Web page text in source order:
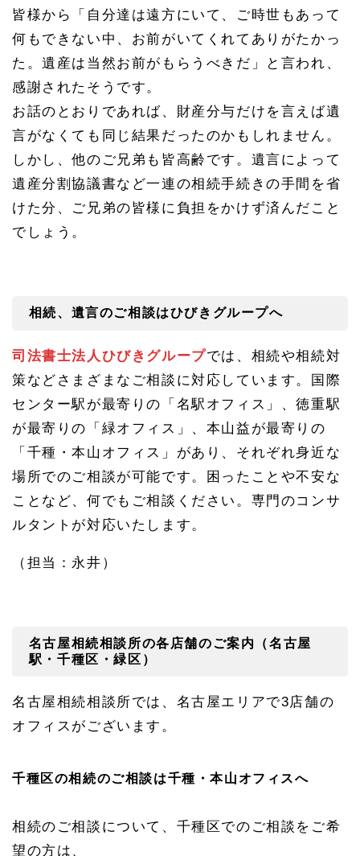
皆様から「自分達は遠方にいて、ご時世もあって
何もできない中、お前がいてくれてありがたかっ
た。遺産は当然お前がもらうべきだ」と言われ、
感謝されたそうです。
お話のとおりであれば、財産分与だけを言えば遺
言がなくても同じ結果だったのかもしれません。
しかし、他のご兄弟も皆高齢です。遺言によって
遺産分割協議書など一連の相続手続きの手間を省
けた分、ご兄弟の皆様に負担をかけず済んだこと
でしょう。
相続、遺言のご相談はひびきグループへ
司法書士法人ひびきグループでは、相続や相続対
策などさまざまなご相談に対応しています。国際
センター駅が最寄りの「名駅オフィス」、徳重駅
が最寄りの「緑オフィス」、本山益が最寄りの
「千種・本山オフィス」があり、それぞれ身近な
場所でのご相談が可能です。困ったことや不安な
ことなど、何でもご相談ください。専門のコンサ
ルタントが対応いたします。
（担当：永井）
名古屋相続相談所の各店舗のご案内（名古屋
駅・千種区・緑区）
名古屋相続相談所では、名古屋エリアで3店舗の
オフィスがございます。
千種区の相続のご相談は千種・本山オフィスへ
相続のご相談について、千種区でのご相談をご希
望の方は、